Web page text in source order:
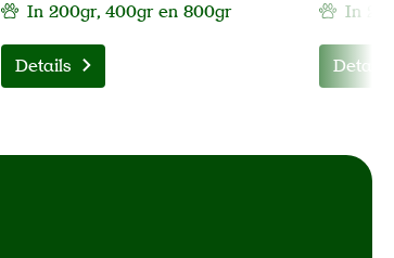
In 200gr, 400gr en 800gr
Details
In
Details